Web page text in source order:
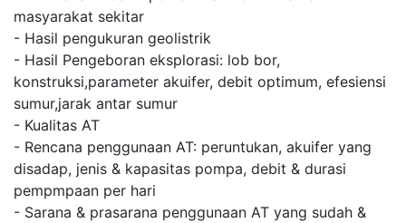
masyarakat sekitar
- Hasil pengukuran geolistrik
- Hasil Pengeboran eksplorasi: lob bor,
konstruksi,parameter akuifer, debit optimum, efesiensi
sumur,jarak antar sumur
- Kualitas AT
- Rencana penggunaan AT: peruntukan, akuifer yang
disadap, jenis & kapasitas pompa, debit & durasi
pempmpaan per hari
- Sarana & prasarana penggunaan AT yang sudah &